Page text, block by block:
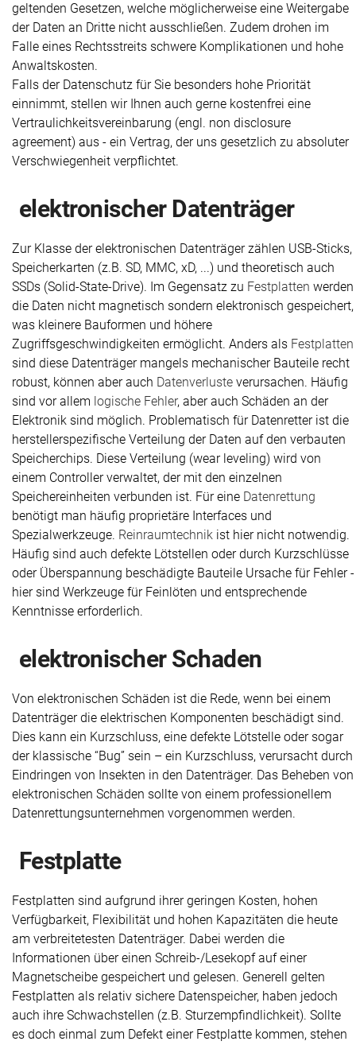
geltenden Gesetzen, welche möglicherweise eine Weitergabe
der Daten an Dritte nicht ausschließen. Zudem drohen im
Falle eines Rechtsstreits schwere Komplikationen und hohe
Anwaltskosten.
Falls der Datenschutz für Sie besonders hohe Priorität
einnimmt, stellen wir Ihnen auch gerne kostenfrei eine
Vertraulichkeitsvereinbarung (engl. non disclosure
agreement) aus - ein Vertrag, der uns gesetzlich zu absoluter
Verschwiegenheit verpflichtet.
elektronischer Datenträger
Zur Klasse der elektronischen Datenträger zählen USB-Sticks,
Speicherkarten (z.B. SD, MMC, xD, ...) und theoretisch auch
SSDs (Solid-State-Drive). Im Gegensatz zu Festplatten werden
die Daten nicht magnetisch sondern elektronisch gespeichert,
was kleinere Bauformen und höhere
Zugriffsgeschwindigkeiten ermöglicht. Anders als Festplatten
sind diese Datenträger mangels mechanischer Bauteile recht
robust, können aber auch Datenverluste verursachen. Häufig
sind vor allem logische Fehler, aber auch Schäden an der
Elektronik sind möglich. Problematisch für Datenretter ist die
herstellerspezifische Verteilung der Daten auf den verbauten
Speicherchips. Diese Verteilung (wear leveling) wird von
einem Controller verwaltet, der mit den einzelnen
Speichereinheiten verbunden ist. Für eine Datenrettung
benötigt man häufig proprietäre Interfaces und
Spezialwerkzeuge. Reinraumtechnik ist hier nicht notwendig.
Häufig sind auch defekte Lötstellen oder durch Kurzschlüsse
oder Überspannung beschädigte Bauteile Ursache für Fehler -
hier sind Werkzeuge für Feinlöten und entsprechende
Kenntnisse erforderlich.
elektronischer Schaden
Von elektronischen Schäden ist die Rede, wenn bei einem
Datenträger die elektrischen Komponenten beschädigt sind.
Dies kann ein Kurzschluss, eine defekte Lötstelle oder sogar
der klassische “Bug” sein – ein Kurzschluss, verursacht durch
Eindringen von Insekten in den Datenträger. Das Beheben von
elektronischen Schäden sollte von einem professionellem
Datenrettungsunternehmen vorgenommen werden.
Festplatte
Festplatten sind aufgrund ihrer geringen Kosten, hohen
Verfügbarkeit, Flexibilität und hohen Kapazitäten die heute
am verbreitetesten Datenträger. Dabei werden die
Informationen über einen Schreib-/Lesekopf auf einer
Magnetscheibe gespeichert und gelesen. Generell gelten
Festplatten als relativ sichere Datenspeicher, haben jedoch
auch ihre Schwachstellen (z.B. Sturzempfindlichkeit). Sollte
es doch einmal zum Defekt einer Festplatte kommen, stehen